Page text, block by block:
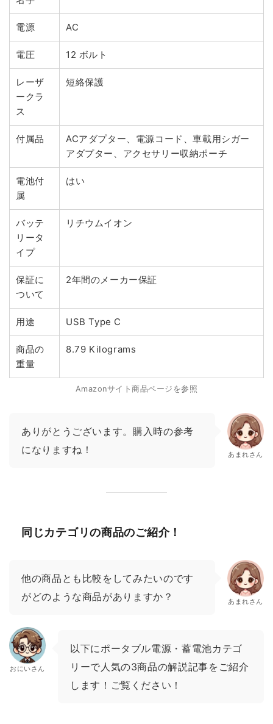
電源 AC
電圧 12 ボルト
レーザ
ークラ
ス
短絡保護
付属品
ACアダプター、電源コード、車載用シガー
アダプター、アクセサリー収納ポーチ
電池付
属
はい
バッテ
リータ
イプ
リチウムイオン
保証に
ついて
2年間のメーカー保証
用途 USB Type C
商品の
重量
8.79 Kilograms
Amazonサイト商品ページを参照
ありがとうございます。購入時の参考
になりますね！
あまれさん
同じカテゴリの商品のご紹介！
他の商品とも比較をしてみたいのです
がどのような商品がありますか？
あまれさん
おにいさん
以下にポータブル電源・蓄電池カテゴ
リーで人気の3商品の解説記事をご紹介
します！ご覧ください！